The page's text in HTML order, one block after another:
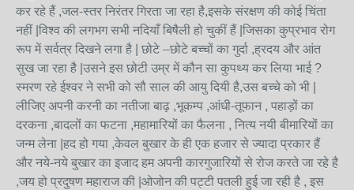
कर रहे हैं ,जल-स्तर निरंतर गिरता जा रहा है,इसके संरक्षण की कोई चिंता
नहीं |विश्व की लगभग सभी नदियाँ बिषैली हो चुकीं हैं |जिसका कुप्रभाव रोग
रूप में सर्वत्र दिखने लगा है | छोटे –छोटे बच्चों का गुर्दा ,ह्रदय और आंत
सुख जा रहा है |उसने इस छोटी उम्र में कौन सा कुपथ्य कर लिया भाई ?
स्मरण रहे ईश्वर ने सभी को सौ साल की आयु दियी है,उस बच्चे को भी |
लीजिए अपनी करनी का नतीजा बाढ़ ,भूकम्प ,आंधी-तूफान , पहाड़ों का
दरकना ,बादलों का फटना ,महामारियों का फैलना , नित्य नयी बीमारियों का
जन्म लेना |हद हो गया ,केवल बुखार के ही एक हजार से ज्यादा प्रकार हैं
और नये-नये बुखार का इजाद हम अपनी कारगुजारियों से रोज करते जा रहे है
,जय हो प्रदुषण महाराज की |ओजोन की पट्टी पतली हुई जा रही है , इस